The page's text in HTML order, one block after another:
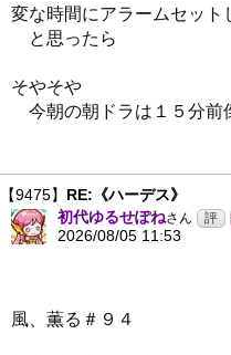
変な時間にアラームセット
と思ったら
そやそや
今朝の朝ドラは１５分
【9475】 RE:《ハーデス》
初代ゆるせぽねさん
2026/08/05 11:53
風、薫る＃９４